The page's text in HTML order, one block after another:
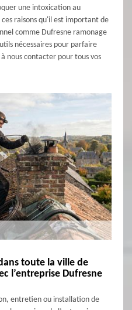
une intoxication au
raisons qu'il est important de
comme Dufresne ramonage
nécessaires pour parfaire
nous contacter pour tous vos
toute la ville de
l’entreprise Dufresne
entretien ou installation de